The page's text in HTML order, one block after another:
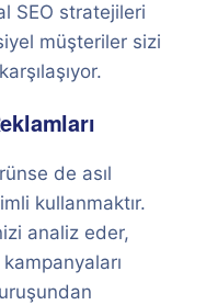
SEO stratejileri
müşteriler sizi
de asıl
kullanmaktır.
analiz eder,